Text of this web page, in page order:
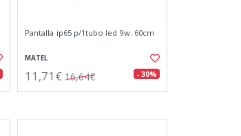
Pantalla ip65 p/1tubo led 9w. 60cm
MATEL
11,71€ 16,64€ - 30%